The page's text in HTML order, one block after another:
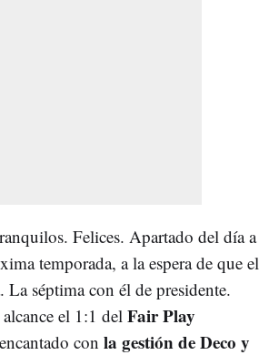
Felices. Apartado del día a
temporada, a la espera de que el
La séptima con él de presidente.
el 1:1 del Fair Play
con la gestión de Deco y